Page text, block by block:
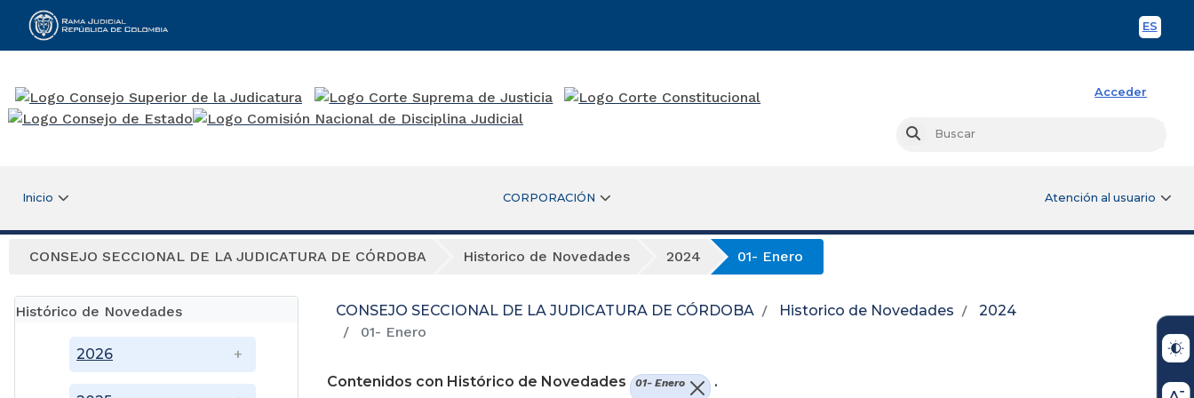
ES
Rama Judicial
Acceder
Buscar
Inicio CORPORACIÓN Atención al usuario
CONSEJO SECCIONAL DE LA JUDICATURA DE CÓRDOBA Historico de Novedades 2024 01- Enero
Histórico de Novedades
2026
CONSEJO SECCIONAL DE LA JUDICATURA DE CÓRDOBA Historico de Novedades
2024
01- Enero
Contenidos con Histórico de Novedades 01- Enero .